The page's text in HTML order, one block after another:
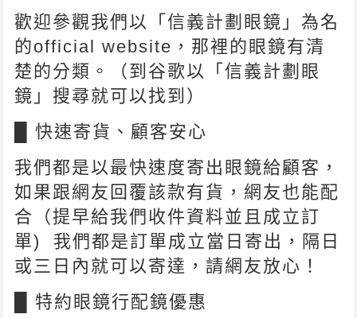
歡迎參觀我們以「信義計劃眼鏡」為名
的official website，那裡的眼鏡有清
楚的分類。（到谷歌以「信義計劃眼
鏡」搜尋就可以找到）
█ 快速寄貨、顧客安心
我們都是以最快速度寄出眼鏡給顧客，
如果跟網友回覆該款有貨，網友也能配
合（提早給我們收件資料並且成立訂
單) 我們都是訂單成立當日寄出，隔日
或三日內就可以寄達，請網友放心！
█ 特約眼鏡行配鏡優惠